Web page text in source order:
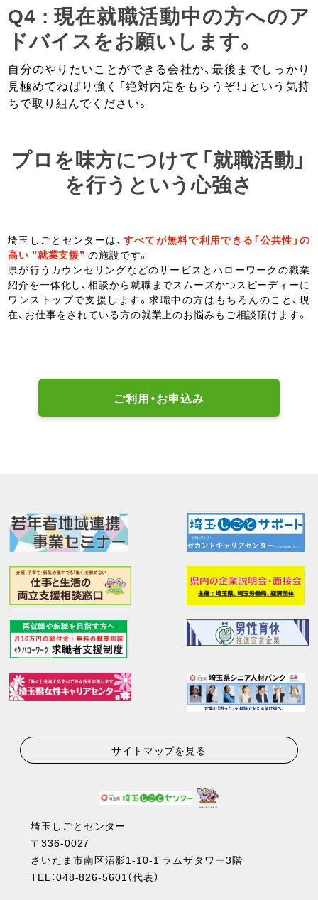
Q4 : 現在就職活動中の方へのア
ドバイスをお願いします。
自分のやりたいことができる会社か、最後までしっかり
見極めてねばり強く「絶対内定をもらうぞ！」という気持
ちで取り組んでください。
プロを味方につけて「就職活動」
を行うという心強さ
埼玉しごとセンターは、 すべてが無料で利用できる「公共性」の
高い ”就業支援” の施設です。
県が行うカウンセリングなどのサービスとハローワークの職業
紹介を一体化し、相談から就職までスムーズかつスピーディーに
ワンストップで支援します。求職中の方はもちろんのこと、現
在、お仕事をされている方の就業上のお悩みもご相談頂けます。
ご利用・お申込み
サイトマップを見る
埼玉しごとセンター
〒336-0027
さいたま市南区沼影1-10-1 ラムザタワー3階
TEL：048-826-5601（代表）